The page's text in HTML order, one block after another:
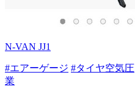
N-VAN JJ1
#エアーゲージ #タイヤ空気圧
業